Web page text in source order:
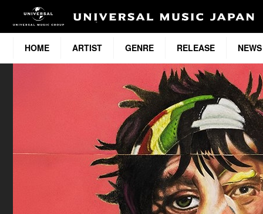
HOME ARTIST GENRE RELEASE NEWS